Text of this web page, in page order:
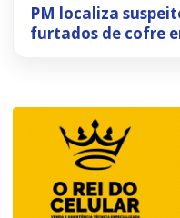
PM localiza
furtados de cofre